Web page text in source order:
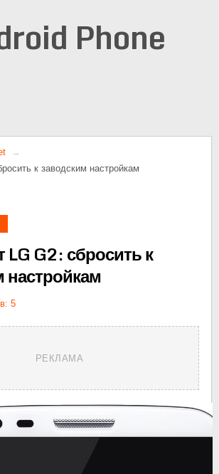
Phone
к заводским настройкам
LG G2: сбросить к
настройкам
5
РЕКЛАМА